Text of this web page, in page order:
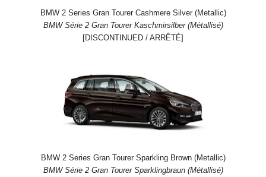
BMW 2 Series Gran Tourer Cashmere Silver (Metallic)
BMW Série 2 Gran Tourer Kaschmirsilber (Métallisé)
[DISCONTINUED / ARRÊTÉ]
BMW 2 Series Gran Tourer Sparkling Brown (Metallic)
BMW Série 2 Gran Tourer Sparklingbraun (Métallisé)